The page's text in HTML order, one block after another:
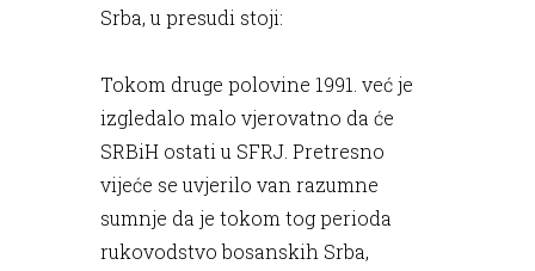
Srba, u presudi stoji:
Tokom druge polovine 1991. već je
izgledalo malo vjerovatno da će
SRBiH ostati u SFRJ. Pretresno
vijeće se uvjerilo van razumne
sumnje da je tokom tog perioda
rukovodstvo bosanskih Srba,